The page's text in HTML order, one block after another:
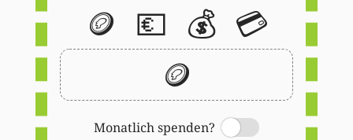
🪙 💶 💰 💳
🪙
Monatlich spenden?
Switch